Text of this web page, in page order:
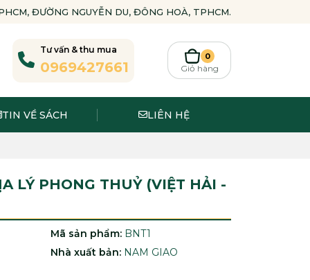
ĐƯỜNG NGUYỄN DU, ĐÔNG HOÀ, TPHCM.
Tư vấn & thu mua
0969427661
0
Giỏ hàng
TIN VỀ SÁCH LIÊN HỆ
LÝ PHONG THUỶ (VIỆT HẢI -
Mã sản phẩm: BNT1
Nhà xuất bản: NAM GIAO